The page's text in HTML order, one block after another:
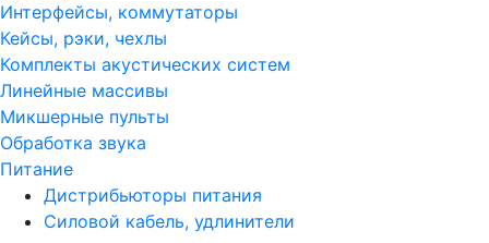
Интерфейсы, коммутаторы
Кейсы, рэки, чехлы
Комплекты акустических систем
Линейные массивы
Микшерные пульты
Обработка звука
Питание
Дистрибьюторы питания
Силовой кабель, удлинители